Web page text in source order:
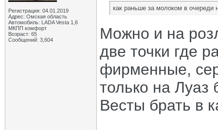
Регистрация: 04.01.2019
Адрес: Омская область
Автомобиль: LADA Vesta 1,6
МКПП комфорт
Возраст: 65
Сообщений: 3,604
как раньше за молоком в очереди
Можно и на
две точки где
фирменные,
только на Луаз
Весты брать в